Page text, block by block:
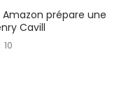
prépare une
Cavill
10